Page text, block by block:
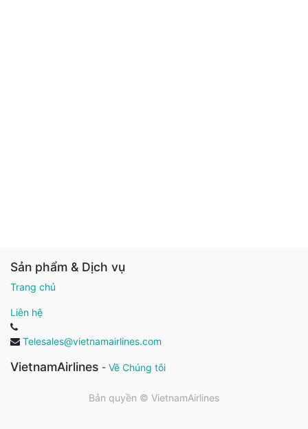
Sản phẩm & Dịch vụ
Trang chủ
Liên hệ
Telesales@vietnamairlines.com
VietnamAirlines - Về Chúng tôi
Bản quyền © VietnamAirlines